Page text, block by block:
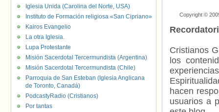
Copyright ©
Cristianos
los
hacen
usuarios a
Iglesia Unida (Carolina del Norte, USA)
Instituto de Formación religiosa «San Cipriano»
Kairos Evangelio
La otra Iglesia.
Lupa Protestante
Misión Sacerdotal Tercermundista (Argentina)
Misión Sacerdotal Tercermundista (Chile)
Parroquia de San Esteban (Iglesia Anglicana
de Toronto, Canadá)
PodcastyRadio (Cristianos)
Por tantas